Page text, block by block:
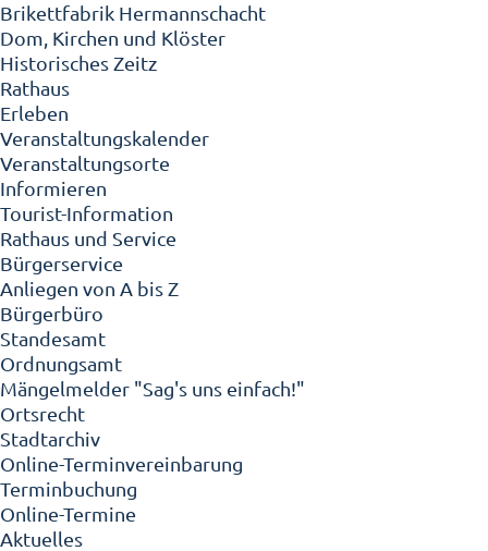
Brikettfabrik Hermannschacht
Dom, Kirchen und Klöster
Historisches Zeitz
Rathaus
Erleben
Veranstaltungskalender
Veranstaltungsorte
Informieren
Tourist-Information
Rathaus und Service
Bürgerservice
Anliegen von A bis Z
Bürgerbüro
Standesamt
Ordnungsamt
Mängelmelder "Sag's uns einfach!"
Ortsrecht
Stadtarchiv
Online-Terminvereinbarung
Terminbuchung
Online-Termine
Aktuelles